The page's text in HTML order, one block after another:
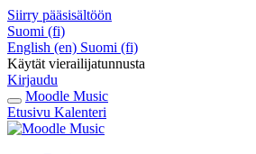
Siirry pääsisältöön
Suomi ‎(fi)‎
English ‎(en)‎ Suomi ‎(fi)‎
Käytät vierailijatunnusta
Kirjaudu
Moodle Music
Etusivu Kalenteri